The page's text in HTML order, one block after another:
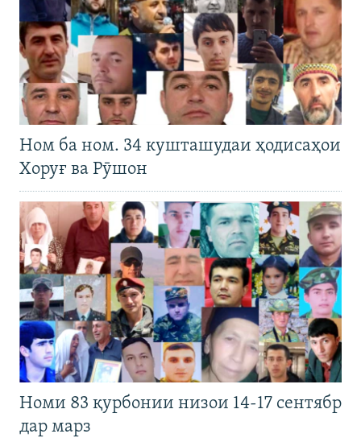
Ном ба ном. 34 кушташудаи ҳодисаҳои
Хоруғ ва Рӯшон
Номи 83 қурбонии низои 14-17 сентябр
дар марз